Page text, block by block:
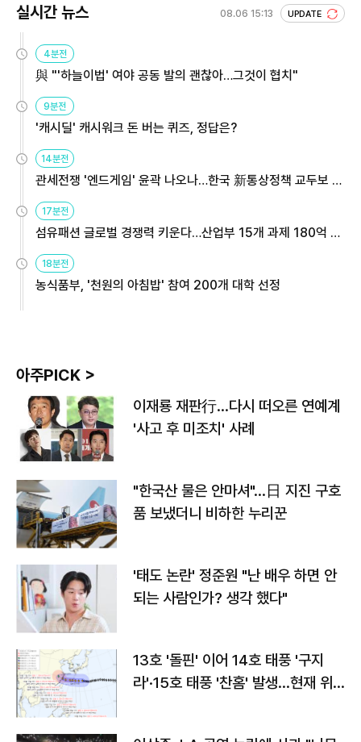
실시간 뉴스 08.06 15:13 UPDATE
4분전
與 "'하늘이법' 여야 공동 발의 괜찮아…그것이 협치"
9분전
'캐시딜' 캐시워크 돈 버는 퀴즈, 정답은?
14분전
관세전쟁 '엔드게임' 윤곽 나오나…한국 新통상정책 교두보 활
17분전
섬유패션 글로벌 경쟁력 키운다…산업부 15개 과제 180억 지
18분전
농식품부, '천원의 아침밥' 참여 200개 대학 선정
아주PICK >
이재룡 재판行…다시 떠오른 연예계
'사고 후 미조치' 사례
"한국산 물은 안마셔"…日 지진 구호
품 보냈더니 비하한 누리꾼
'태도 논란' 정준원 "난 배우 하면 안
되는 사람인가? 생각 했다"
13호 '돌핀' 이어 14호 태풍 '구지
라'·15호 태풍 '찬홈' 발생…현재 위